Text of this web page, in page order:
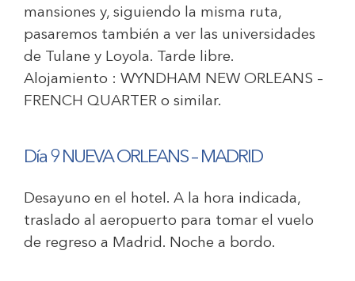
mansiones y, siguiendo la misma ruta,
pasaremos también a ver las universidades
de Tulane y Loyola. Tarde libre.
Alojamiento : WYNDHAM NEW ORLEANS –
FRENCH QUARTER o similar.
Día 9 NUEVA ORLEANS – MADRID
Desayuno en el hotel. A la hora indicada,
traslado al aeropuerto para tomar el vuelo
de regreso a Madrid. Noche a bordo.